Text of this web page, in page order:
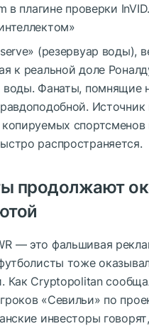
в плагине проверки
(резервуар воды),
к реальной доле
Фанаты, помнящие
спортсменов
распространяется.
продолжают
— это фальшивая
тоже
Как Cryptopolitan
«Севильи» по
инвесторы